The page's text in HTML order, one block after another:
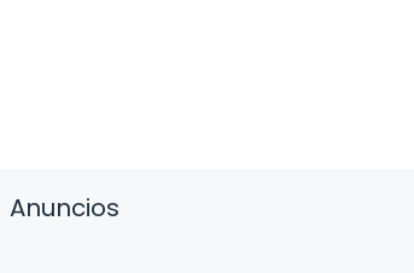
Anuncios